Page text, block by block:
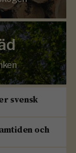
svensk
och